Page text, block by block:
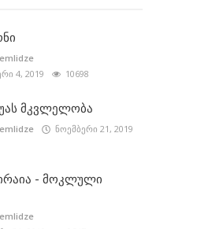
4, 2019
10698
მკვლელობა
ნოემბერი 21, 2019
- მოკლული